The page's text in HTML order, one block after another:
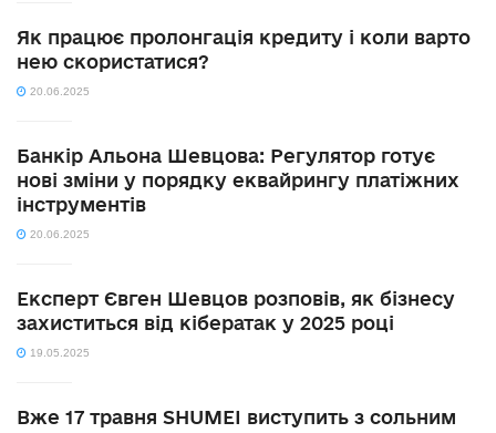
Як працює пролонгація кредиту і коли варто
нею скористатися?
20.06.2025
Банкір Альона Шевцова: Регулятор готує
нові зміни у порядку еквайрингу платіжних
інструментів
20.06.2025
Експерт Євген Шевцов розповів, як бізнесу
захиститься від кібератак у 2025 році
19.05.2025
Вже 17 травня SHUMEI виступить з сольним